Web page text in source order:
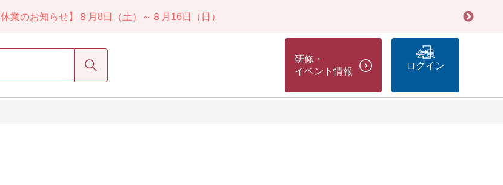
休業のお知らせ】８月8日（土）～８月16日（日）
検索
研修・
イベント情報
会員
ログイン